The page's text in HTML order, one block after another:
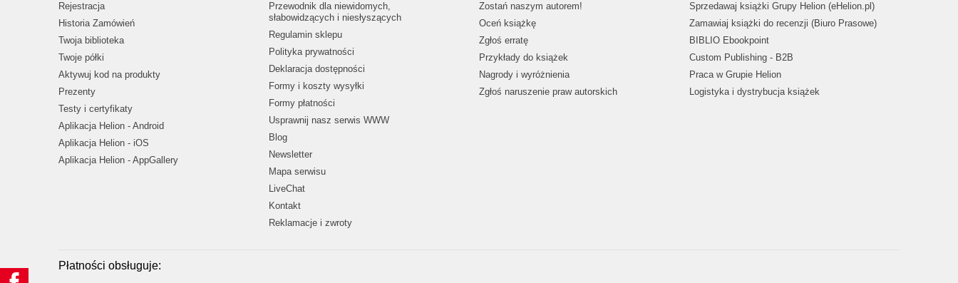
Rejestracja
Historia Zamówień
Twoja biblioteka
Twoje półki
Aktywuj kod na produkty
Prezenty
Testy i certyfikaty
Aplikacja Helion - Android
Aplikacja Helion - iOS
Aplikacja Helion - AppGallery
Przewodnik dla niewidomych,
słabowidzących i niesłyszących
Regulamin sklepu
Polityka prywatności
Deklaracja dostępności
Formy i koszty wysyłki
Formy płatności
Usprawnij nasz serwis WWW
Blog
Newsletter
Mapa serwisu
LiveChat
Kontakt
Reklamacje i zwroty
Zostań naszym autorem!
Oceń książkę
Zgłoś erratę
Przykłady do książek
Nagrody i wyróżnienia
Zgłoś naruszenie praw autorskich
Sprzedawaj książki Grupy Helion (eHelion.pl)
Zamawiaj książki do recenzji (Biuro Prasowe)
BIBLIO Ebookpoint
Custom Publishing - B2B
Praca w Grupie Helion
Logistyka i dystrybucja książek
Płatności obsługuje: